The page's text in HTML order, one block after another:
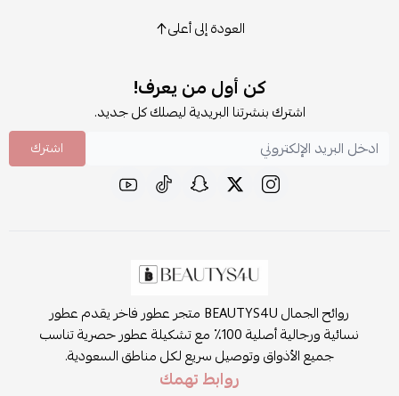
العودة إلى أعلى
كن أول من يعرف!
اشترك بنشرتنا البريدية ليصلك كل جديد.
اشترك
روائح الجمال BEAUTYS4U متجر عطور فاخر يقدم عطور
نسائية ورجالية أصلية 100٪ مع تشكيلة عطور حصرية تناسب
جميع الأذواق وتوصيل سريع لكل مناطق السعودية.
روابط تهمك